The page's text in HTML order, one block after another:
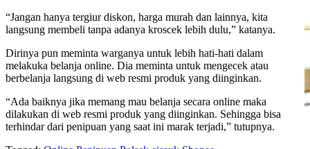
“Jangan hanya tergiur diskon, harga murah dan lainnya, kita
langsung membeli tanpa adanya kroscek lebih dulu,” katanya.
Dirinya pun meminta warganya untuk lebih hati-hati dalam
melakuka belanja online. Dia meminta untuk mengecek atau
berbelanja langsung di web resmi produk yang diinginkan.
“Ada baiknya jika memang mau belanja secara online maka
dilakukan di web resmi produk yang diinginkan. Sehingga bisa
terhindar dari penipuan yang saat ini marak terjadi,” tutupnya.